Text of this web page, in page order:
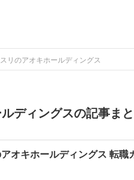
リのアオキホールディングス
ディングスの記事ま
オキホールディングス 転